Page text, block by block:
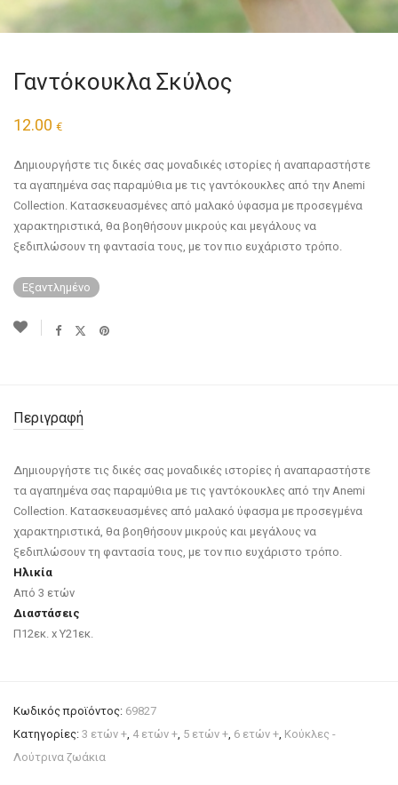
Γαντόκουκλα Σκύλος
12.00 €
Δημιουργήστε τις δικές σας μοναδικές ιστορίες ή αναπαραστήστε
τα αγαπημένα σας παραμύθια με τις γαντόκουκλες από την Anemi
Collection. Κατασκευασμένες από μαλακό ύφασμα με προσεγμένα
χαρακτηριστικά, θα βοηθήσουν μικρούς και μεγάλους να
ξεδιπλώσουν τη φαντασία τους, με τον πιο ευχάριστο τρόπο.
Εξαντλημένο
Περιγραφή
Δημιουργήστε τις δικές σας μοναδικές ιστορίες ή αναπαραστήστε
τα αγαπημένα σας παραμύθια με τις γαντόκουκλες από την Anemi
Collection. Κατασκευασμένες από μαλακό ύφασμα με προσεγμένα
χαρακτηριστικά, θα βοηθήσουν μικρούς και μεγάλους να
ξεδιπλώσουν τη φαντασία τους, με τον πιο ευχάριστο τρόπο.
Ηλικία
Από 3 ετών
Διαστάσεις
Π12εκ. x Y21εκ.
Κωδικός προϊόντος: 69827
Κατηγορίες: 3 ετών +, 4 ετών +, 5 ετών +, 6 ετών +, Κούκλες -
Λούτρινα ζωάκια